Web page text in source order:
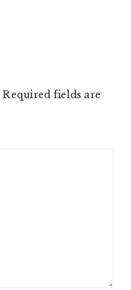
Required fields are